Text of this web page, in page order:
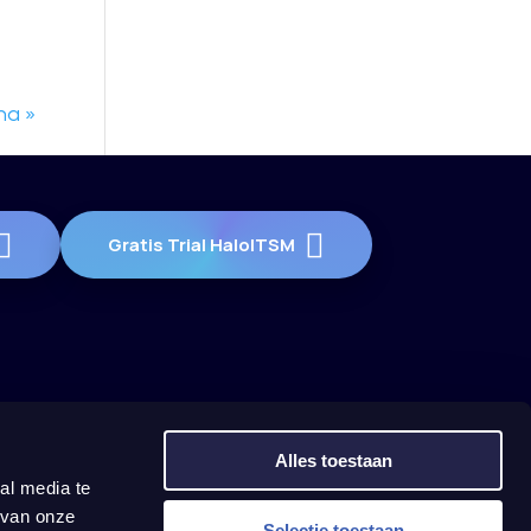
media te
onze
Alles toestaan
»
Gratis Trial HaloITSM